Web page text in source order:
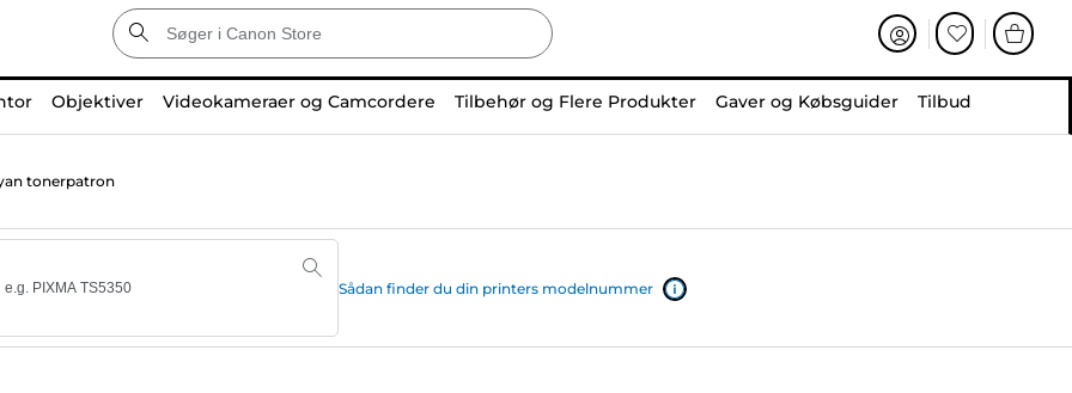
Objektiver Videokameraer og Camcordere Tilbehør og Flere Produkter Gaver og Købsguider Tilbud
tonerpatron
Sådan finder du din printers modelnummer